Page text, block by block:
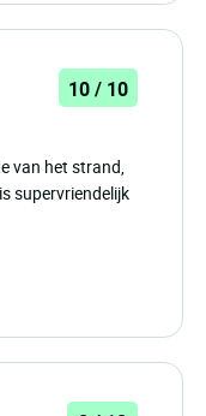
10 / 10
van het strand,
supervriendelijk